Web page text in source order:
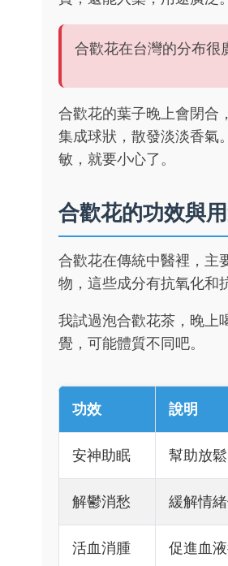
合歡花在台灣的分布很
合歡花的葉子晚上會閉合
集成球狀，散發淡淡香氣
敏，就要小心了。
合歡花的功效與
合歡花在傳統中醫裡，主
物，這些成分有抗氧化和
我試過泡合歡花茶，晚上
覺，可能體質不同吧。
功效 說明
安神助眠 幫助放
解鬱消愁 緩解情
活血消腫 促進血